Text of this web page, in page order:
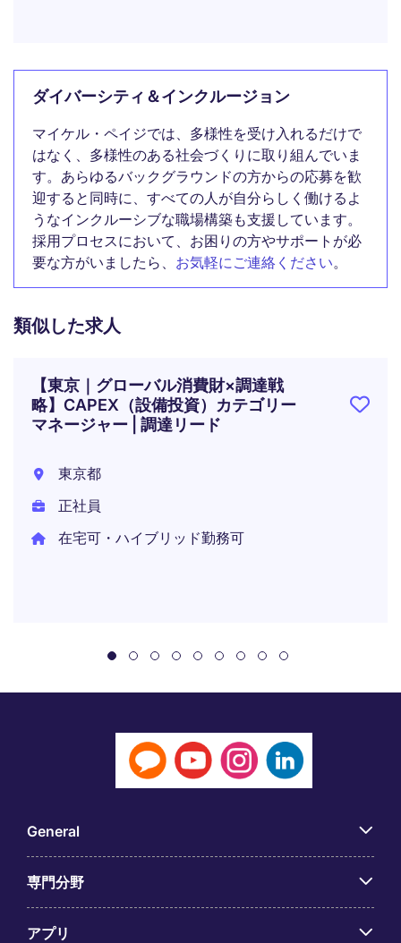
ダイバーシティ＆インクルージョン
マイケル・ペイジでは、多様性を受け入れるだけで
はなく、多様性のある社会づくりに取り組んでいま
す。あらゆるバックグラウンドの方からの応募を歓
迎すると同時に、すべての人が自分らしく働けるよ
うなインクルーシブな職場構築も支援しています。
採用プロセスにおいて、お困りの方やサポートが必
要な方がいましたら、 お気軽にご連絡ください。
類似した求人
【東京｜グローバル消費財×調達戦
略】CAPEX（設備投資）カテゴリー
マネージャー | 調達リード
東京都
正社員
在宅可・ハイブリッド勤務可
General
専門分野
アプリ